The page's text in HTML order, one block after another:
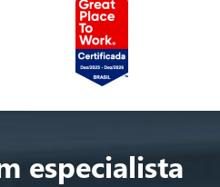
especialista